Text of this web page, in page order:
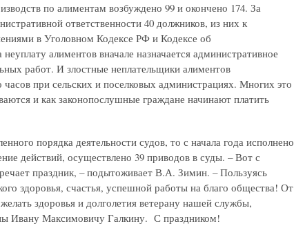
по алиментам возбуждено 99 и окончено 174. За
ответственности 40 должников, из них к
в Уголовном Кодексе РФ и Кодексе об
алиментов вначале назначается административное
работ. И злостные неплательщики алиментов
при сельских и поселковых администрациях. Многих это
и как законопослушные граждане начинают платить
порядка деятельности судов, то с начала года исполнено
действий, осуществлено 39 приводов в суды. – Вот с
праздник, – подытоживает В.А. Зимин. – Пользуясь
здоровья, счастья, успешной работы на благо общества! От
здоровья и долголетия ветерану нашей службы,
Ивану Максимовичу Галкину. С праздником!